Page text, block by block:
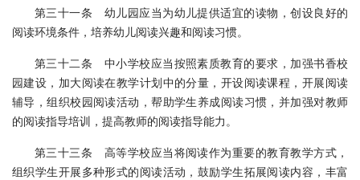
第三十一条 幼儿园应当为幼儿提供适宜的读物，创设良好的
阅读环境条件，培养幼儿阅读兴趣和阅读习惯。
第三十二条 中小学校应当按照素质教育的要求，加强书香校
园建设，加大阅读在教学计划中的分量，开设阅读课程，开展阅读
辅导，组织校园阅读活动，帮助学生养成阅读习惯，并加强对教师
的阅读指导培训，提高教师的阅读指导能力。
第三十三条 高等学校应当将阅读作为重要的教育教学方式，
组织学生开展多种形式的阅读活动，鼓励学生拓展阅读内容，丰富